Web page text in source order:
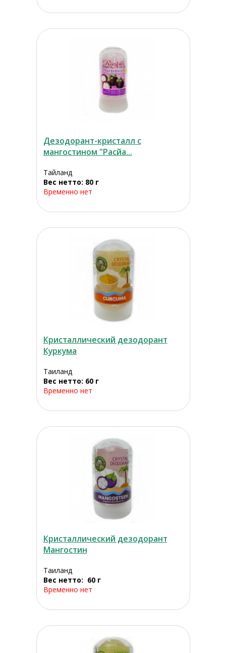
Дезодорант-кристалл с
мангoстином "Расйа...
Тайланд
Вес нетто: 80 г
Временно нет
Кристаллический дезодорант
Куркума
Таиланд
Вес нетто: 60 г
Временно нет
Кристаллический дезодорант
Мангостин
Таиланд
Вес нетто: 60 г
Временно нет